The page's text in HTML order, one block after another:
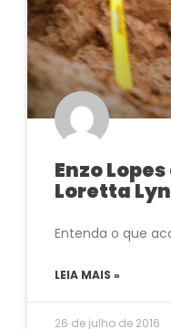
Enzo
Loretta
Entenda o que
LEIA MAIS »
26 de julho de 2016